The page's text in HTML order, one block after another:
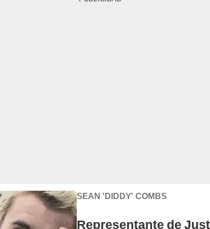
SEAN 'DIDDY' COMBS
Representante de